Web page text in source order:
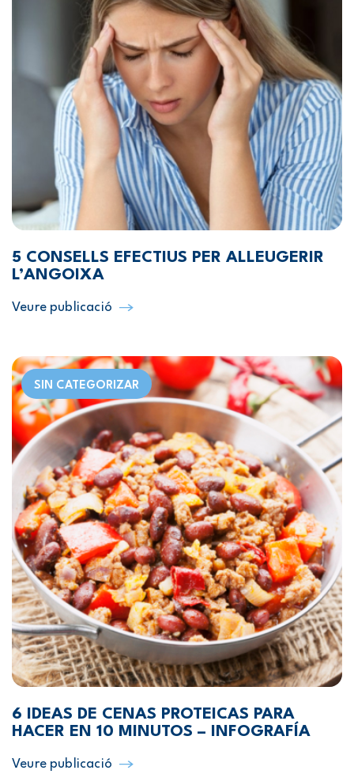
5 CONSELLS EFECTIUS PER ALLEUGERIR
L’ANGOIXA
Veure publicació
SIN CATEGORIZAR
6 IDEAS DE CENAS PROTEICAS PARA
HACER EN 10 MINUTOS – INFOGRAFÍA
Veure publicació